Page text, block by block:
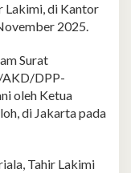
Lakimi, di Kantor
2025.
Surat
AKD/DPP-
oleh Ketua
di Jakarta pada
Tahir Lakimi